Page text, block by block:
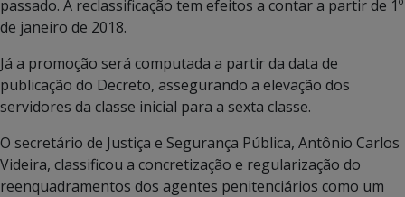
passado. A reclassificação tem efeitos a contar a partir de 1º
de janeiro de 2018.
Já a promoção será computada a partir da data de
publicação do Decreto, assegurando a elevação dos
servidores da classe inicial para a sexta classe.
O secretário de Justiça e Segurança Pública, Antônio Carlos
Videira, classificou a concretização e regularização do
reenquadramentos dos agentes penitenciários como um